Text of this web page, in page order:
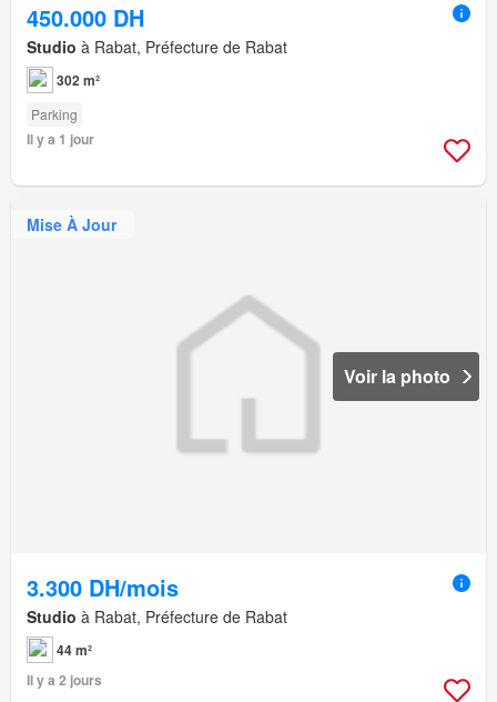
450.000 DH
Studio à Rabat, Préfecture de Rabat
302 m²
Parking
Il y a 1 jour
Mise À Jour
Voir la photo
3.300 DH/mois
Studio à Rabat, Préfecture de Rabat
44 m²
Il y a 2 jours